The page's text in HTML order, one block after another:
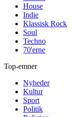
House
Indie
Klassisk Rock
Soul
Techno
70'erne
Top-emner
Nyheder
Kultur
Sport
Politik